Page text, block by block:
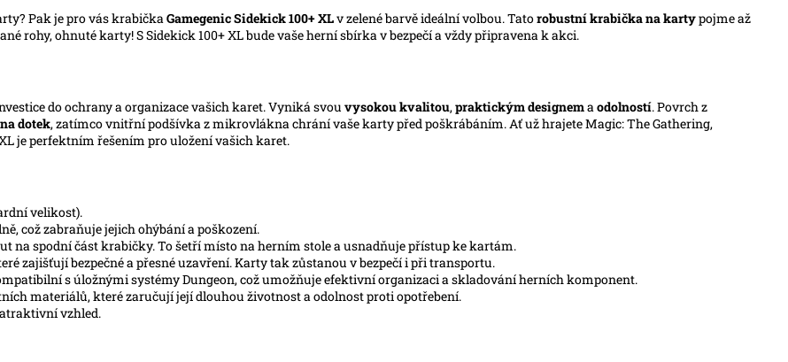
Pak je pro vás krabičkaGamegenic Sidekick 100+ XLv zelené barvě ideální volbou. Tatorobustní krabička na kartypojme až
rohy, ohnuté karty! S Sidekick 100+ XL bude vaše herní sbírka v bezpečí a vždy připravena k akci.
do ochrany a organizace vašich karet. Vyniká svou vysokou kvalitou,praktickým designemaodolností. Povrch z
dotek, zatímco vnitřní podšívka z mikrovlákna chrání vaše karty před poškrábáním. Ať už hrajete Magic: The Gathering,
je perfektním řešením pro uložení vašich karet.
velikost).
což zabraňuje jejich ohýbání a poškození.
na spodní část krabičky. To šetří místo na herním stole a usnadňuje přístup ke kartám.
zajišťují bezpečné a přesné uzavření. Karty tak zůstanou v bezpečí i při transportu.
s úložnými systémy Dungeon, což umožňuje efektivní organizaci a skladování herních komponent.
materiálů, které zaručují její dlouhou životnost a odolnost proti opotřebení.
vzhled.